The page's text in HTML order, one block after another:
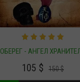
ОБЕРЕГ - АНГЕЛ
105 $ 150$